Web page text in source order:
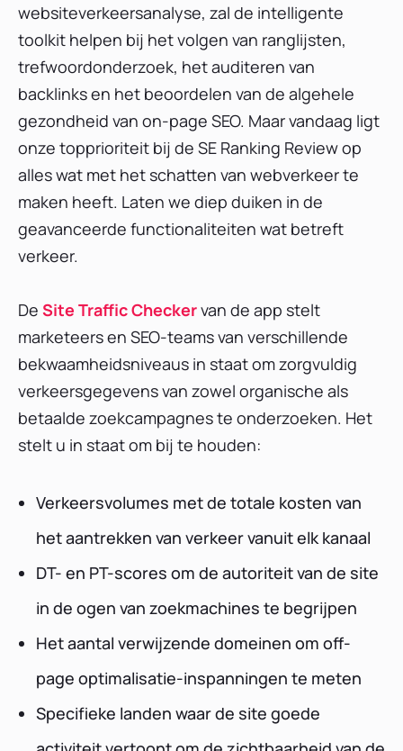
websiteverkeersanalyse, zal de intelligente
toolkit helpen bij het volgen van ranglijsten,
trefwoordonderzoek, het auditeren van
backlinks en het beoordelen van de algehele
gezondheid van on-page SEO. Maar vandaag ligt
onze topprioriteit bij de SE Ranking Review op
alles wat met het schatten van webverkeer te
maken heeft. Laten we diep duiken in de
geavanceerde functionaliteiten wat betreft
verkeer.
De Site Traffic Checkervan de app stelt
marketeers en SEO-teams van verschillende
bekwaamheidsniveaus in staat om zorgvuldig
verkeersgegevens van zowel organische als
betaalde zoekcampagnes te onderzoeken. Het
stelt u in staat om bij te houden:
Verkeersvolumes met de totale kosten van
het aantrekken van verkeer vanuit elk kanaal
DT- en PT-scores om de autoriteit van de site
in de ogen van zoekmachines te begrijpen
Het aantal verwijzende domeinen om off-
page optimalisatie-inspanningen te meten
Specifieke landen waar de site goede